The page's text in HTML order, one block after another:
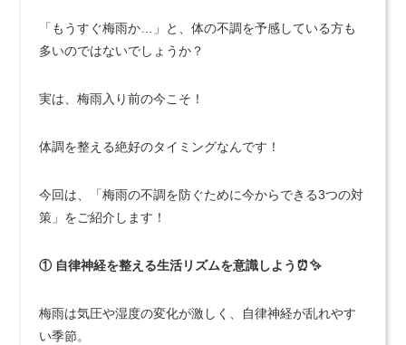
「もうすぐ梅雨か…」と、体の不調を予感している方も
多いのではないでしょうか？
実は、梅雨入り前の今こそ！
体調を整える絶好のタイミングなんです！
今回は、「梅雨の不調を防ぐために今からできる3つの対
策」をご紹介します！
① 自律神経を整える生活リズムを意識しよう⏰✨
梅雨は気圧や湿度の変化が激しく、自律神経が乱れやす
い季節。